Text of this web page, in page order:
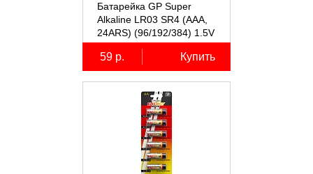
Батарейка GP Super
Alkaline LR03 SR4 (AAA,
24ARS) (96/192/384) 1.5V
59 р. Купить